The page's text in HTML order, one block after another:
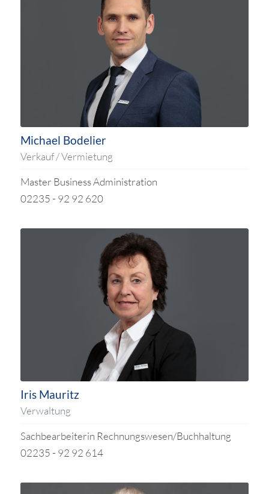
Michael Bodelier
Verkauf / Vermietung
Master Business Administration
02235 - 92 92 620
Iris Mauritz
Verwaltung
Sachbearbeiterin Rechnungswesen/Buchhaltung
02235 - 92 92 614